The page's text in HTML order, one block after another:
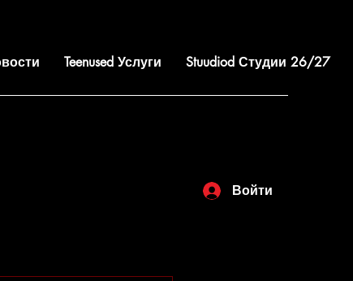
Teenused Услуги Stuudiod Студии 26/27
Войти